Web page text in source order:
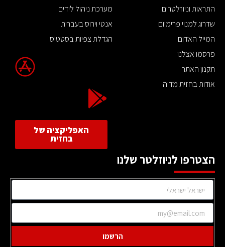
התראות וניוזלטרים
שדרוג למנוי פרימיום
המייל האדום
פרסמו אצלנו
תקנון האתר
אודות בחזית מדיה
מערכת ניהול לידים
אנטי וירוס בעברית
הגדלת צפיות בסטטוס
האפליקציה של
בחזית
הצטרפו לניוזלטר שלנו
הרשמו